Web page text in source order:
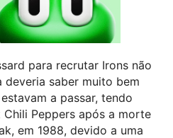
para recrutar Irons não
deveria saber muito bem
a passar, tendo
Peppers após a morte
em 1988, devido a uma